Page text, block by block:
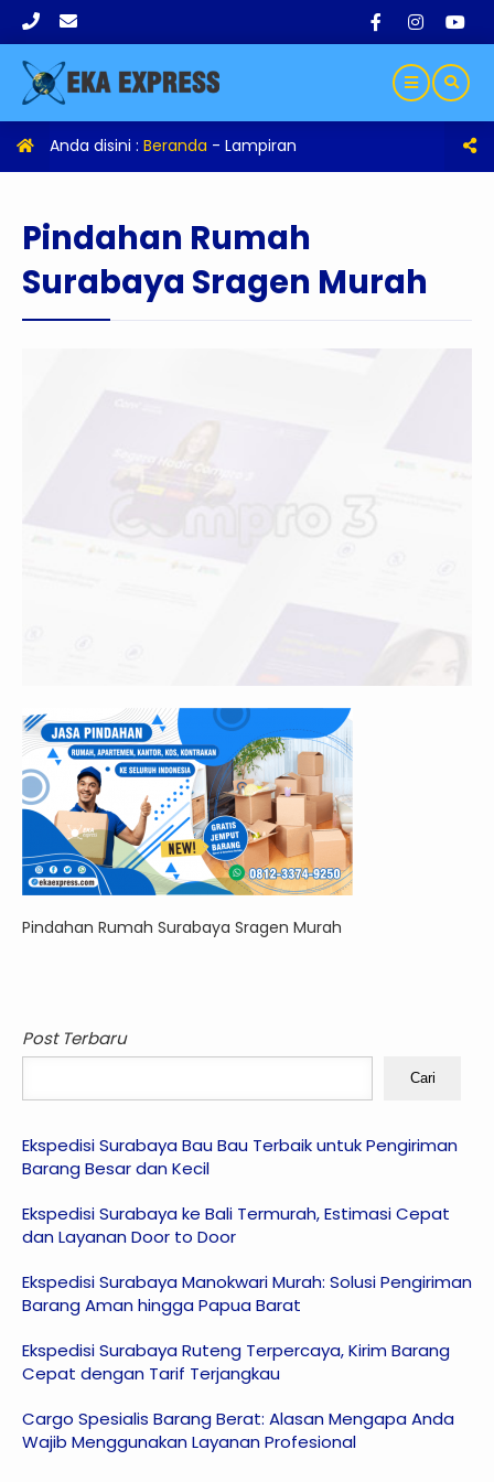
Anda disini : Beranda - Lampiran
Pindahan Rumah
Surabaya Sragen Murah
Pindahan Rumah Surabaya Sragen Murah
Post Terbaru
Cari
Ekspedisi Surabaya Bau Bau Terbaik untuk Pengiriman
Barang Besar dan Kecil
Ekspedisi Surabaya ke Bali Termurah, Estimasi Cepat
dan Layanan Door to Door
Ekspedisi Surabaya Manokwari Murah: Solusi Pengiriman
Barang Aman hingga Papua Barat
Ekspedisi Surabaya Ruteng Terpercaya, Kirim Barang
Cepat dengan Tarif Terjangkau
Cargo Spesialis Barang Berat: Alasan Mengapa Anda
Wajib Menggunakan Layanan Profesional